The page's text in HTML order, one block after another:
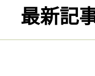
最新記